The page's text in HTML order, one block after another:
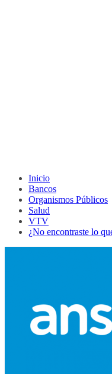
Inicio
Bancos
Organismos Públicos
Salud
VTV
¿No encontraste lo